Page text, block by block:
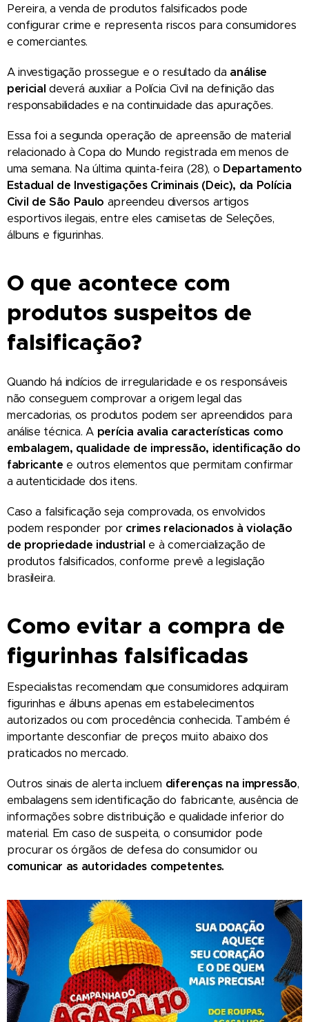
Pereira, a venda de produtos falsificados pode
configurar crime e representa riscos para consumidores
e comerciantes.
A investigação prossegue e o resultado da análise
pericial deverá auxiliar a Polícia Civil na definição das
responsabilidades e na continuidade das apurações.
Essa foi a segunda operação de apreensão de material
relacionado à Copa do Mundo registrada em menos de
uma semana. Na última quinta-feira (28), o Departamento
Estadual de Investigações Criminais (Deic), da Polícia
Civil de São Paulo apreendeu diversos artigos
esportivos ilegais, entre eles camisetas de Seleções,
álbuns e figurinhas.
O que acontece com
produtos suspeitos de
falsificação?
Quando há indícios de irregularidade e os responsáveis
não conseguem comprovar a origem legal das
mercadorias, os produtos podem ser apreendidos para
análise técnica. A perícia avalia características como
embalagem, qualidade de impressão, identificação do
fabricante e outros elementos que permitam confirmar
a autenticidade dos itens.
Caso a falsificação seja comprovada, os envolvidos
podem responder por crimes relacionados à violação
de propriedade industrial e à comercialização de
produtos falsificados, conforme prevê a legislação
brasileira.
Como evitar a compra de
figurinhas falsificadas
Especialistas recomendam que consumidores adquiram
figurinhas e álbuns apenas em estabelecimentos
autorizados ou com procedência conhecida. Também é
importante desconfiar de preços muito abaixo dos
praticados no mercado.
Outros sinais de alerta incluem diferenças na impressão,
embalagens sem identificação do fabricante, ausência de
informações sobre distribuição e qualidade inferior do
material. Em caso de suspeita, o consumidor pode
procurar os órgãos de defesa do consumidor ou
comunicar as autoridades competentes.